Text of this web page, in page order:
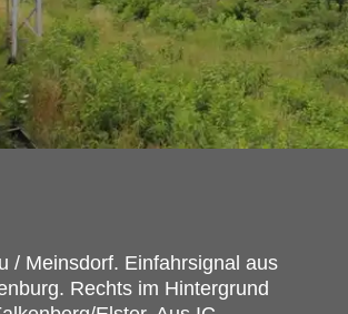
/ Meinsdorf. Einfahrsignal aus
Rechts im Hintergrund